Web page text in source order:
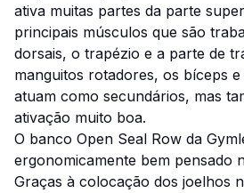
ativa muitas partes da parte
principais músculos que são
dorsais, o trapézio e a parte de
manguitos rotadores, os bíceps
atuam como secundários, mas
ativação muito boa.
O banco Open Seal Row da
ergonomicamente bem pensado
Graças à colocação dos joelhos